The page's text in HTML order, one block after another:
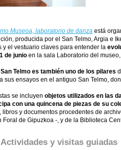
Museoa, laboratorio de danza está
producida por el San Telmo, Argia e
y el vestuario claves para entender la
de junio en la sala Laboratorio del
Telmo es también uno de los pilares
sus ensayos en el antiguo San Telmo,
se incluyen objetos utilizados en las
con una quincena de piezas de su
libros y documentos procedentes de
Foral de Gipuzkoa -, y de la Biblioteca
Actividades y visitas guiadas